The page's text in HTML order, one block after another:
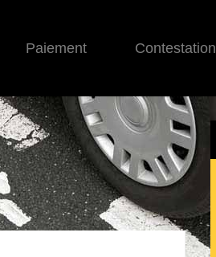
Paiement Contestation